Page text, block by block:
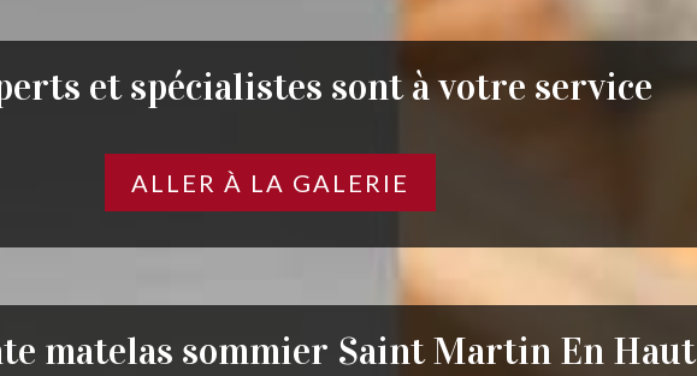
et spécialistes sont à votre service
ALLER À LA GALERIE
matelas sommier Saint Martin En Haut